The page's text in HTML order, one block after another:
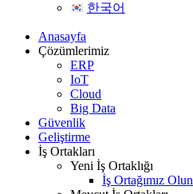
한국어
Anasayfa
Çözümlerimiz
ERP
IoT
Cloud
Big Data
Güvenlik
Geliştirme
İş Ortakları
Yeni İş Ortaklığı
İş Ortağımız Olun